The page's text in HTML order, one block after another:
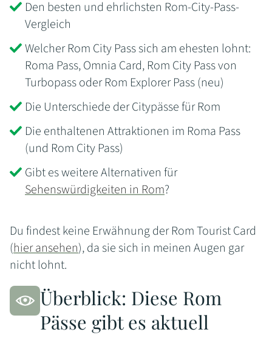
Den besten und ehrlichsten Rom-City-Pass-
Vergleich
Welcher Rom City Pass sich am ehesten lohnt:
Roma Pass, Omnia Card, Rom City Pass von
Turbopass oder Rom Explorer Pass (neu)
Die Unterschiede der Citypässe für Rom
Die enthaltenen Attraktionen im Roma Pass
(und Rom City Pass)
Gibt es weitere Alternativen für
Sehenswürdigkeiten in Rom?
Du findest keine Erwähnung der Rom Tourist Card
(hier ansehen), da sie sich in meinen Augen gar
nicht lohnt.
Überblick: Diese Rom
Pässe gibt es aktuell